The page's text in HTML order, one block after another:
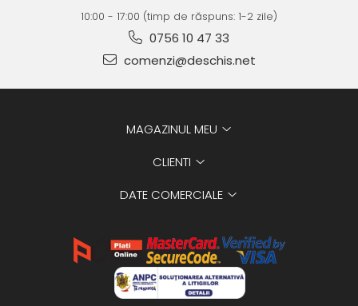
10:00 - 17:00 (timp de răspuns: 1-2 zile)
0756 10 47 33
comenzi@deschis.net
MAGAZINUL MEU
CLIENTI
DATE COMERCIALE